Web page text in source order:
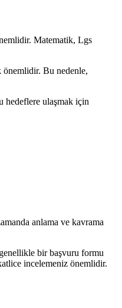
Matematik, Lgs
önemlidir. Bu nedenle,
hedeflere ulaşmak için
anlama ve kavrama
bir başvuru formu
incelemeniz önemlidir.